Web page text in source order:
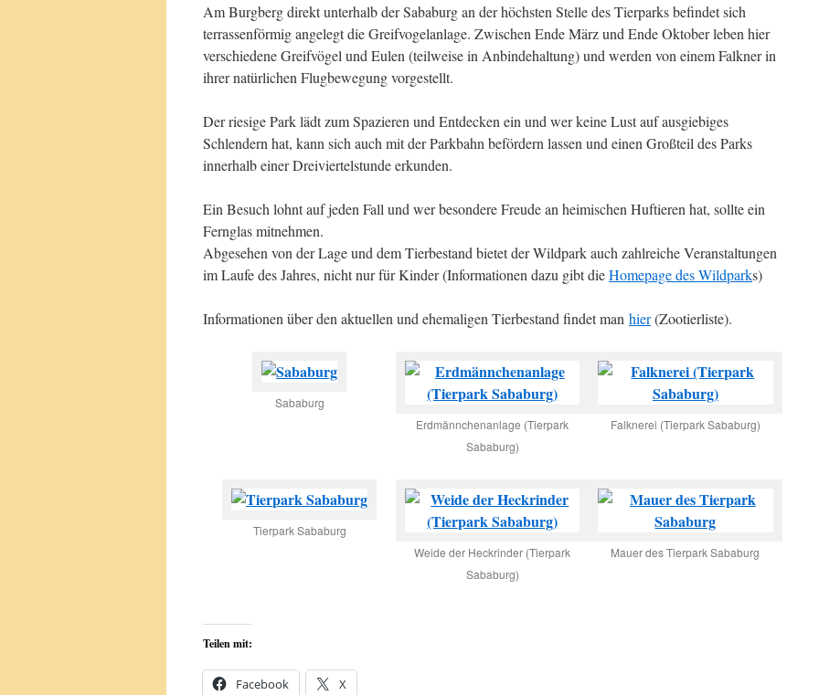
Am Burgberg direkt unterhalb der Sababurg an der höchsten Stelle des Tierparks befindet sich
terrassenförmig angelegt die Greifvogelanlage. Zwischen Ende März und Ende Oktober leben hier
verschiedene Greifvögel und Eulen (teilweise in Anbindehaltung) und werden von einem Falkner in
ihrer natürlichen Flugbewegung vorgestellt.
Der riesige Park lädt zum Spazieren und Entdecken ein und wer keine Lust auf ausgiebiges
Schlendern hat, kann sich auch mit der Parkbahn befördern lassen und einen Großteil des Parks
innerhalb einer Dreiviertelstunde erkunden.
Ein Besuch lohnt auf jeden Fall und wer besondere Freude an heimischen Huftieren hat, sollte ein
Fernglas mitnehmen.
Abgesehen von der Lage und dem Tierbestand bietet der Wildpark auch zahlreiche Veranstaltungen
im Laufe des Jahres, nicht nur für Kinder (Informationen dazu gibt dieHomepage des Wildparks)
Informationen über den aktuellen und ehemaligen Tierbestand findet man hier(Zootierliste).
Sababurg
Erdmännchenanlage (Tierpark
Sababurg)
Falknerei (Tierpark Sababurg)
Tierpark Sababurg
Weide der Heckrinder (Tierpark
Sababurg)
Mauer des Tierpark Sababurg
Teilen mit:
Facebook X